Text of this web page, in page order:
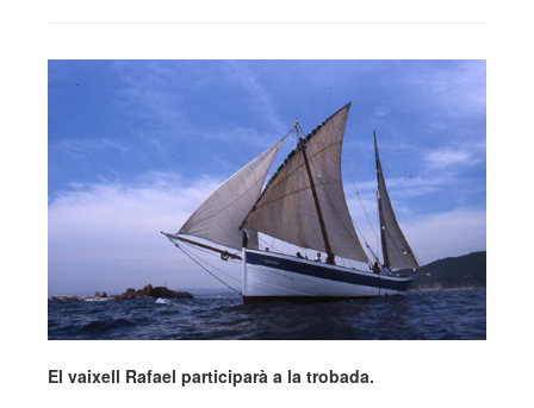
El vaixell Rafael participarà a la trobada.